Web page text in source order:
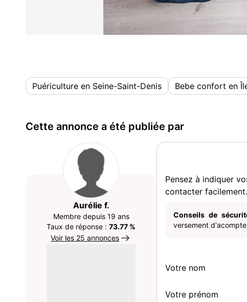
Puériculture en Seine-Saint-Denis Bebe confort en
Cette annonce a été publiée par
Aurélie f.
Membre depuis 19 ans
Taux de réponse : 73.77 %
Voir les 25 annonces
Pensez à indiquer
contacter facilement.
Conseils de
versement
Votre nom
Votre prénom